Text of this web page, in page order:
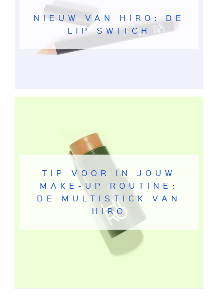
NIEUW VAN HIRO: DE
LIP SWITCH
TIP VOOR IN JOUW
MAKE-UP ROUTINE:
DE MULTISTICK VAN
HIRO